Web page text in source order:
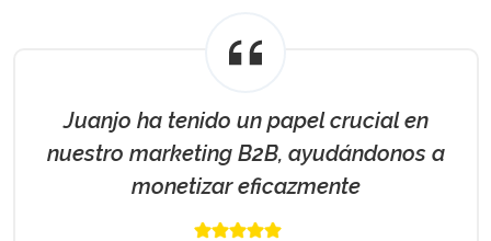
Juanjo ha tenido un papel crucial en
nuestro marketing B2B, ayudándonos a
monetizar eficazmente